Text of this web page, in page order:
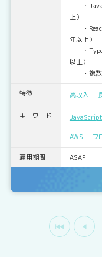
・
上）
・
年以上）
・
以上）
・複数
特徴 高収入
キーワード JavaScript
AWS フ
雇用期間 ASAP